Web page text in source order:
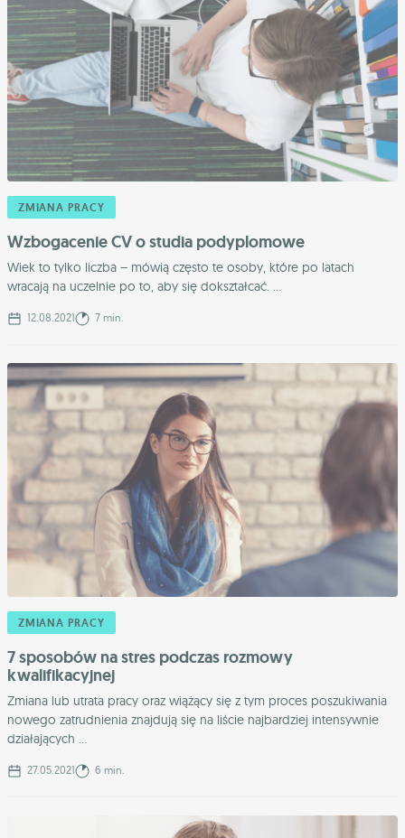
ZMIANA PRACY
Wzbogacenie CV o studia podyplomowe
Wiek to tylko liczba – mówią często te osoby, które po latach
wracają na uczelnie po to, aby się dokształcać. ...
12.08.2021 7 min.
ZMIANA PRACY
7 sposobów na stres podczas rozmowy
kwalifikacyjnej
Zmiana lub utrata pracy oraz wiążący się z tym proces poszukiwania
nowego zatrudnienia znajdują się na liście najbardziej intensywnie
działających ...
27.05.2021 6 min.